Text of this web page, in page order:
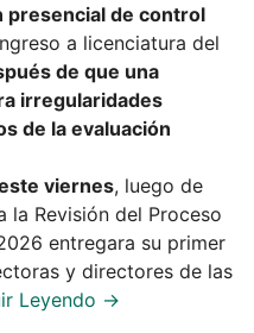
presencial de control
a licenciatura del
de que una
irregularidades
de la evaluación
viernes, luego de
la Revisión del Proceso
entregara su primer
y directores de las